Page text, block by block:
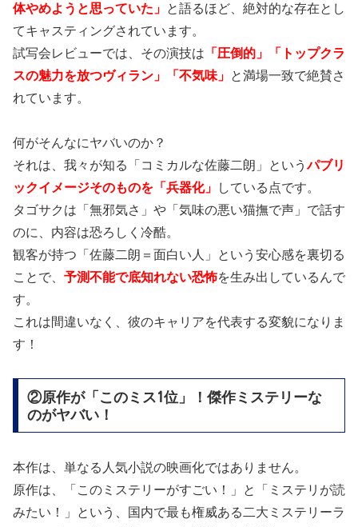
体やめようと思っていた」
と語るほど、絶対的な存在とし
てキャスティングされています。
試写会レビューでは、その演技は 「圧倒的」「トップクラ
スの魅力を放つヴィラン」「不気味」
と満場一致で絶賛さ
れています。
何がそんなにヤバいのか？
それは、我々が知る「コミカルな佐藤二朗」というパブリ
ックイメージそのものを「兵器化」
している点です。
タゴサクは「無邪気さ」や「気味の悪い猫撫で声」で話す
のに、内容は恐ろしく冷酷。
観客が持つ「佐藤二朗＝面白い人」という安心感を裏切る
ことで、 予測不能で底知れない恐怖を生み出しているんで
す。
これは間違いなく、彼のキャリアを代表する変貌になりま
す！
②原作が「このミス1位」！傑作ミステリーな
のがヤバい！
本作は、単なる人気小説の映画化ではありません。
原作は、「このミステリーがすごい！」と「ミステリが読
みたい！」という、国内で最も権威ある二大ミステリーラ